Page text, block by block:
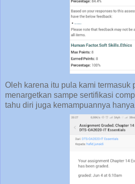
Oleh karena itu pula kami termasuk
menargetkan sampe sertifikasi
tahu diri juga kemampuannya